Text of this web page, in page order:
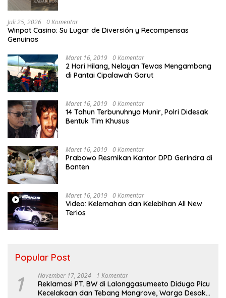
Juli 25, 2026 0 Komentar
Winpot Casino: Su Lugar de Diversión y Recompensas
Genuinos
Maret 16, 2019 0 Komentar
2 Hari Hilang, Nelayan Tewas Mengambang
di Pantai Cipalawah Garut
Maret 16, 2019 0 Komentar
14 Tahun Terbunuhnya Munir, Polri Didesak
Bentuk Tim Khusus
Maret 16, 2019 0 Komentar
Prabowo Resmikan Kantor DPD Gerindra di
Banten
Maret 16, 2019 0 Komentar
Video: Kelemahan dan Kelebihan All New
Terios
Popular Post
1 November 17, 2024 1 Komentar
Reklamasi PT. BW di Lalonggasumeeto Diduga Picu
Kecelakaan dan Tebang Mangrove, Warga Desak